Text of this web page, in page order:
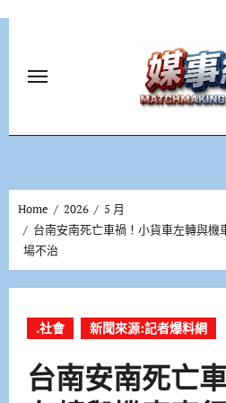
Home 2026
5 月
台南安南死亡車禍！小貨車左轉與
場不治
.社會 新聞來源:記者爆料網
台南安南死亡